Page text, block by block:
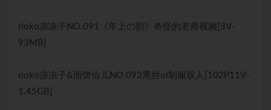
rioko凉凉子NO.091《年上の韵》奇怪的老师视频[3V-
93MB]
rioko凉凉子&面饼仙儿NO.092黑丝ol制服双人[102P11V-
1.45GB]